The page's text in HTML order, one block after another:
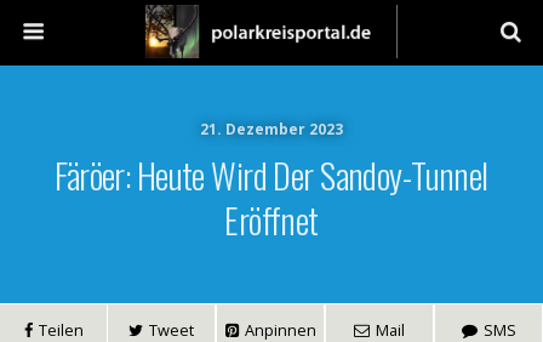
21. Dezember 2023
Färöer: Heute Wird Der Sandoy-Tunnel
Eröffnet
Teilen Tweet Anpinnen Mail SMS